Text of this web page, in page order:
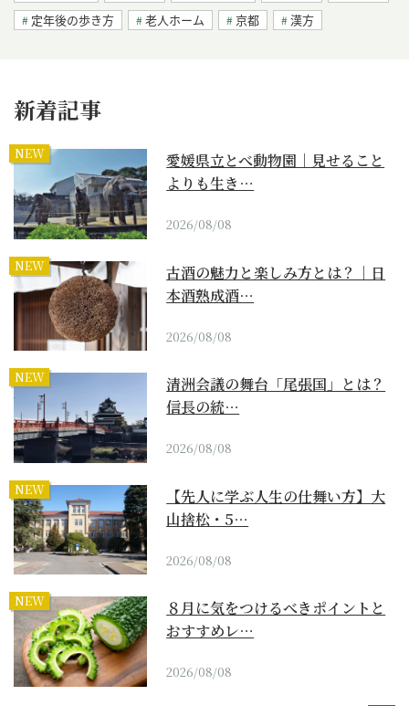
定年後の歩き方
老人ホーム 京都 漢方
新着記事
NEW
愛媛県立とべ動物園｜見せること
よりも生き…
2026/08/08
NEW
古酒の魅力と楽しみ方とは？｜日
本酒熟成酒…
2026/08/08
NEW
清洲会議の舞台「尾張国」とは？
信長の統…
2026/08/08
NEW
【先人に学ぶ人生の仕舞い方】大
山捨松・5…
2026/08/08
NEW
８月に気をつけるべきポイントと
おすすめレ…
2026/08/08